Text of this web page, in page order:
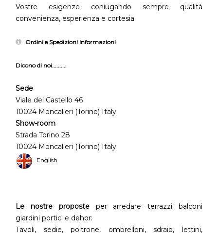
Vostre esigenze coniugando sempre qualità
convenienza, esperienza e cortesia.
Ordini e Spedizioni Informazioni
Dicono di noi..........
Sede
Viale del Castello 46
10024 Moncalieri (Torino) Italy
Show-room
Strada Torino 28
10024 Moncalieri (Torino) Italy
English
Le nostre proposteper arredare terrazzi balconi
giardini portici e dehor:
Tavoli, sedie, poltrone, ombrelloni, sdraio, lettini,